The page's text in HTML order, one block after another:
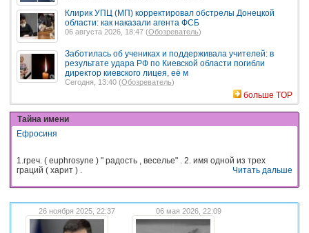
Клирик УПЦ (МП) корректировал обстрелы Донецкой
области: как наказали агента ФСБ
06 августа 2026, 18:47 (Обозреватель)
Заботилась об учениках и поддерживала учителей: в
результате удара РФ по Киевской области погибли
директор киевского лицея, её м
Сегодня, 13:40 (Обозреватель)
больше TOP
Тайна имени
Ефросиня
1.греч. ( euphrosyne ) " радость , веселье" . 2. имя одной из трех
граций ( харит ) .
Читать дальше
26 ноября 2025, 22:37 06 мая 2026, 22:09